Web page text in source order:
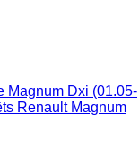
Magnum Dxi (01.05-
Renault Magnum